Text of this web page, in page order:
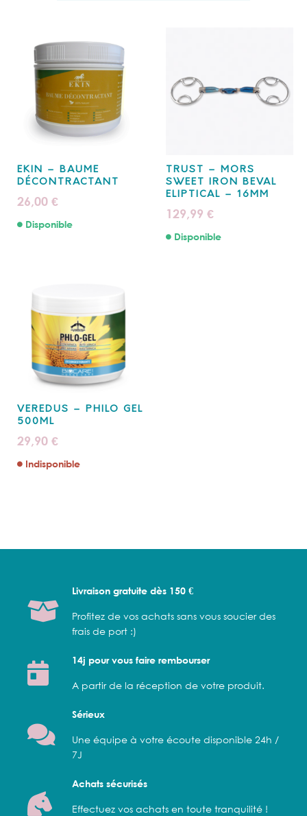
EKIN – BAUME
DÉCONTRACTANT
26,00 €
Disponible
TRUST – MORS
SWEET IRON BEVAL
ELIPTICAL – 16MM
129,99 €
Disponible
VEREDUS – PHILO GEL
500ML
29,90 €
Indisponible
Livraison gratuite dès 150 €
Profitez de vos achats sans vous soucier des
frais de port :)
14j pour vous faire rembourser
A partir de la réception de votre produit.
Sérieux
Une équipe à votre écoute disponible 24h /
7J
Achats sécurisés
Effectuez vos achats en toute tranquilité !